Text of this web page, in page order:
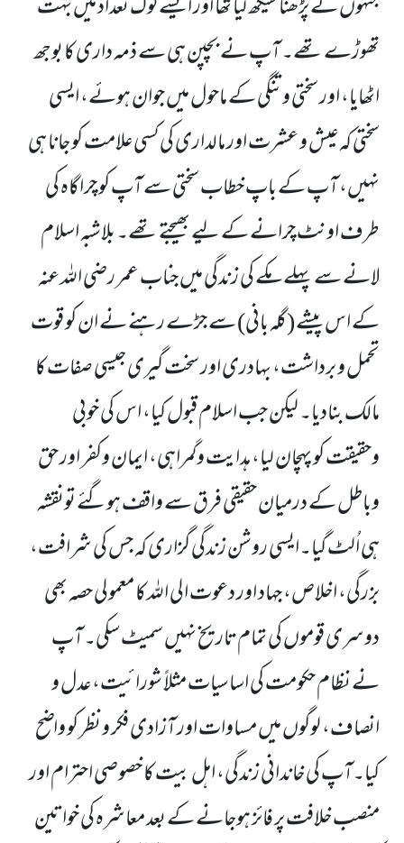
جنہوں نے پڑھنا سیکھ لیا تھا اور ایسے لوگ تعداد میں بہت
تھوڑے تھے۔آپ نے بچپن ہی سے ذمہ داری کا بوجھ
اٹھایا، اور سختی و تنگی کے ماحول میں جوان ہوئے، ایسی
سختی کہ عیش و عشرت اور مالداری کی کسی علامت کو جانا ہی
نہیں، آپ کے باپ خطاب سختی سے آپ کو چراگاہ کی
طرف اونٹ چرانے کے لیے بھیجتے تھے۔ بلاشبہ اسلام
لانے سے پہلے مکے کی زندگی میں جناب عمر رضی اللہ عنہ
کے اس پیشے (گلہ بانی) سے جڑے رہنے نے ان کو قوت
تحمل و برداشت، بہادری اور سخت گیری جیسی صفات کا
مالک بنادیا۔لیکن جب اسلام قبول کیا، اس کی خوبی
وحقیقت کو پہچان لیا، ہدایت وگمراہی، ایمان وکفر اور حق
وباطل کے درمیان حقیقی فرق سے واقف ہوگئے تونقشہ
ہی اُلٹ گیا۔ایسی روشن زندگی گزاری کہ جس کی شرافت،
بزرگی، اخلاص، جہاد اور دعوت الی اللہ کا معمولی حصہ بھی
دوسری قوموں کی تمام تاریخ نہیں سمیٹ سکی۔آپ
نے نظام حکومت کی اساسیات مثلاً شورائیت، عدل و
انصاف، لوگوں میں مساوات اور آزادی فکر و نظر کو واضح
کیا۔آپ کی خاندانی زندگی، اہل بیت کا خصوصی احترام اور
منصب خلافت پر فائز ہوجانے کے بعد معاشرہ کی خواتین